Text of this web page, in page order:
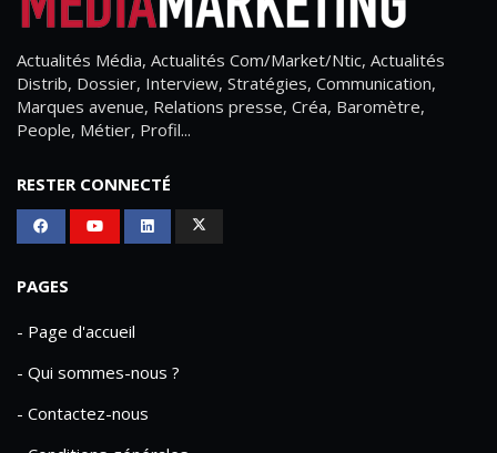
Actualités Média, Actualités Com/Market/Ntic, Actualités
Distrib, Dossier, Interview, Stratégies, Communication,
Marques avenue, Relations presse, Créa, Baromètre,
People, Métier, Profil...
RESTER CONNECTÉ
PAGES
- Page d'accueil
- Qui sommes-nous ?
- Contactez-nous